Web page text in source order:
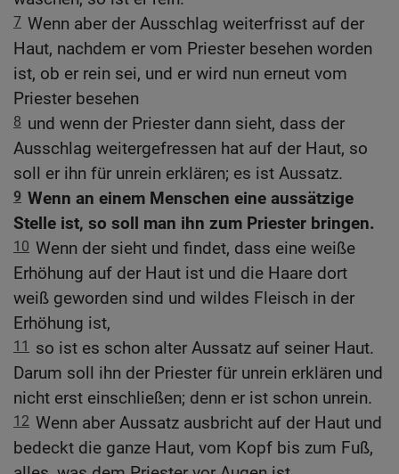
7 Wenn aber der Ausschlag weiterfrisst auf der
Haut, nachdem er vom Priester besehen worden
ist, ob er rein sei, und er wird nun erneut vom
Priester besehen
8 und wenn der Priester dann sieht, dass der
Ausschlag weitergefressen hat auf der Haut, so
soll er ihn für unrein erklären; es ist Aussatz.
9 Wenn an einem Menschen eine aussätzige
Stelle ist, so soll man ihn zum Priester bringen.
10 Wenn der sieht und findet, dass eine weiße
Erhöhung auf der Haut ist und die Haare dort
weiß geworden sind und wildes Fleisch in der
Erhöhung ist,
11
so ist es schon alter Aussatz auf seiner Haut.
Darum soll ihn der Priester für unrein erklären und
nicht erst einschließen; denn er ist schon unrein.
12 Wenn aber Aussatz ausbricht auf der Haut und
bedeckt die ganze Haut, vom Kopf bis zum Fuß,